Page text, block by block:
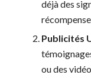
déjà des
Publicités
ou des